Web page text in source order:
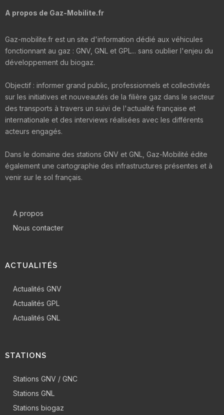
A propos de Gaz-Mobilite.fr
Gaz-mobilite.fr est un site d'information dédié aux véhicules
fonctionnant au gaz : GNV, GNL et GPL... sans oublier l'enjeu du
développement du biogaz.
Objectif : informer grand public, professionnels et collectivités
sur les initiatives et nouveautés de la filière gaz dans le secteur
des transports à travers un suivi de l'actualité française et
internationale et des interviews réalisées avec les différents
acteurs engagés.
Dans le domaine des stations GNV et GNL, Gaz-Mobilité édite
également une cartographie des infrastructures présentes et à
venir sur le sol français.
A propos
Nous contacter
ACTUALITÉS
Actualités GNV
Actualités GPL
Actualités GNL
STATIONS
Stations GNV / GNC
Stations GNL
Stations biogaz